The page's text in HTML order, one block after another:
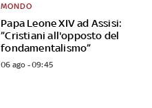
Papa Leone XIV ad Assisi:
”Cristiani all'opposto del
fondamentalismo”
MONDO
06 ago - 09:45